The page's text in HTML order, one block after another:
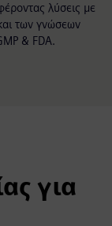
λύσεις με
των γνώσεων
& FDA.
για